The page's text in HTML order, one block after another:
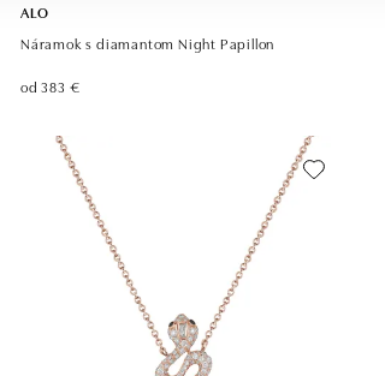
ALO
Náramok s diamantom Night Papillon
od 383 €